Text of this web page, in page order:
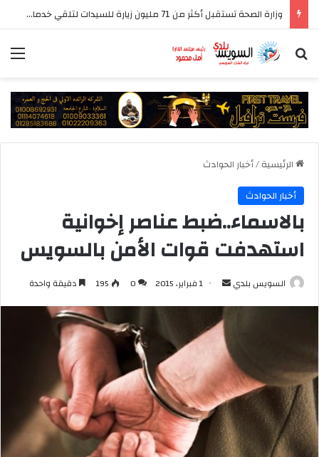
وزارة الصحة تستقبل أكثر من 71 مليون زيارة للسيدات لتلقي خدمات الفحص والتوعية
بحث عن
الرئيسية/أخبار الحوادث
أخبار الحوادث
بالاسماء..ضبط عناصر إخوانية
استهدفت قوات الأمن بالسويس
السويس بلدي
أرسل
إلكترونيا
1 فبراير، 2015 0
195 دقيقة واحدة